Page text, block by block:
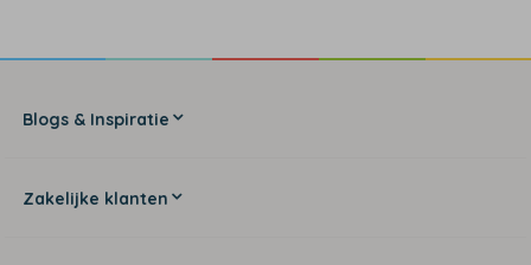
Blogs & Inspiratie
Zakelijke klanten